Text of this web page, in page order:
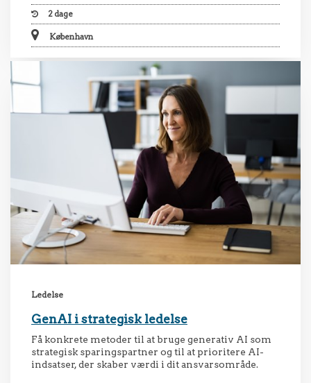
2 dage
København
Ledelse
GenAI i strategisk ledelse
Få konkrete metoder til at bruge generativ AI som
strategisk sparingspartner og til at prioritere AI-
indsatser, der skaber værdi i dit ansvarsområde.